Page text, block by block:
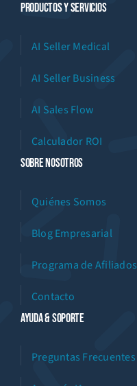
Productos Y Servicios
AI Seller Medical
AI Seller Business
AI Sales Flow
Calculador ROI
Sobre Nosotros
Quiénes Somos
Blog Empresarial
Programa de Afiliados
Contacto
Ayuda & Soporte
Preguntas Frecuentes